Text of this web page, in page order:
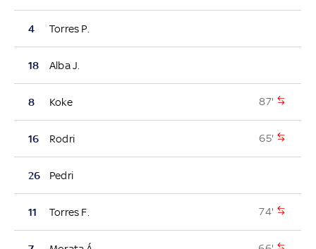
4 Torres P.
18 Alba J.
8 Koke 87'
16 Rodri 65'
26 Pedri
11 Torres F. 74'